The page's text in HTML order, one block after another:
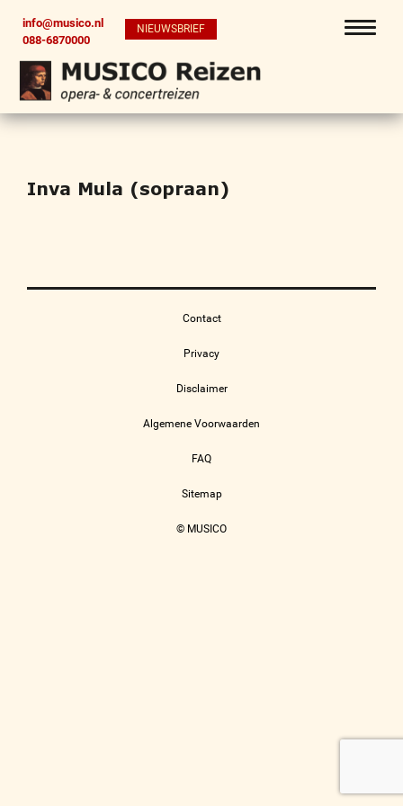
info@musico.nl
088-6870000
NIEUWSBRIEF
Inva Mula (sopraan)
Contact
Privacy
Disclaimer
Algemene Voorwaarden
FAQ
Sitemap
© MUSICO